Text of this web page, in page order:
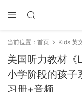
当前位置： 首页 Kids 英
美国听力教材
小学阶段的孩子
习册+音频